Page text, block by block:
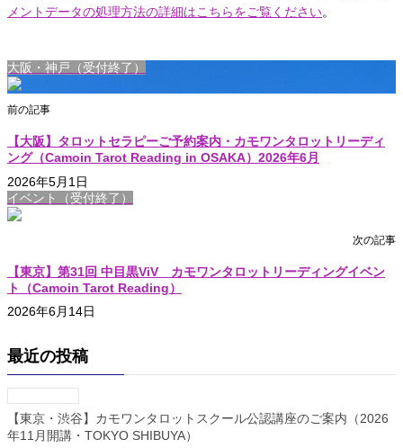
メントデータの処理方法の詳細はこちらをご覧ください。
大阪・神戸（受付終了）
前の記事
【大阪】タロットセラピーご予約案内・カモワンタロットリーディ
ング（Camoin Tarot Reading in OSAKA）2026年6月
2026年5月1日
イベント（受付終了）
次の記事
【東京】第31回 中目黒ViV カモワンタロットリーディングイベン
ト（Camoin Tarot Reading）
2026年6月14日
最近の投稿
【東京・渋谷】カモワンタロットスクール公認講座のご案内（2026
年11月開講・TOKYO SHIBUYA）